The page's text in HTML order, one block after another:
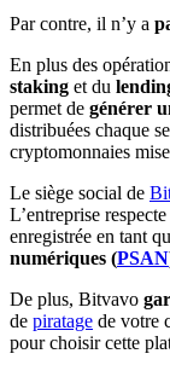
Par contre, il n’y a
En plus des
staking et du
permet de générer
distribuées chaque
cryptomonnaies
Le siège social de
L’entreprise
enregistrée en tant
numériques (PSAN
De plus, Bitvavo
de piratage de votre
pour choisir cette